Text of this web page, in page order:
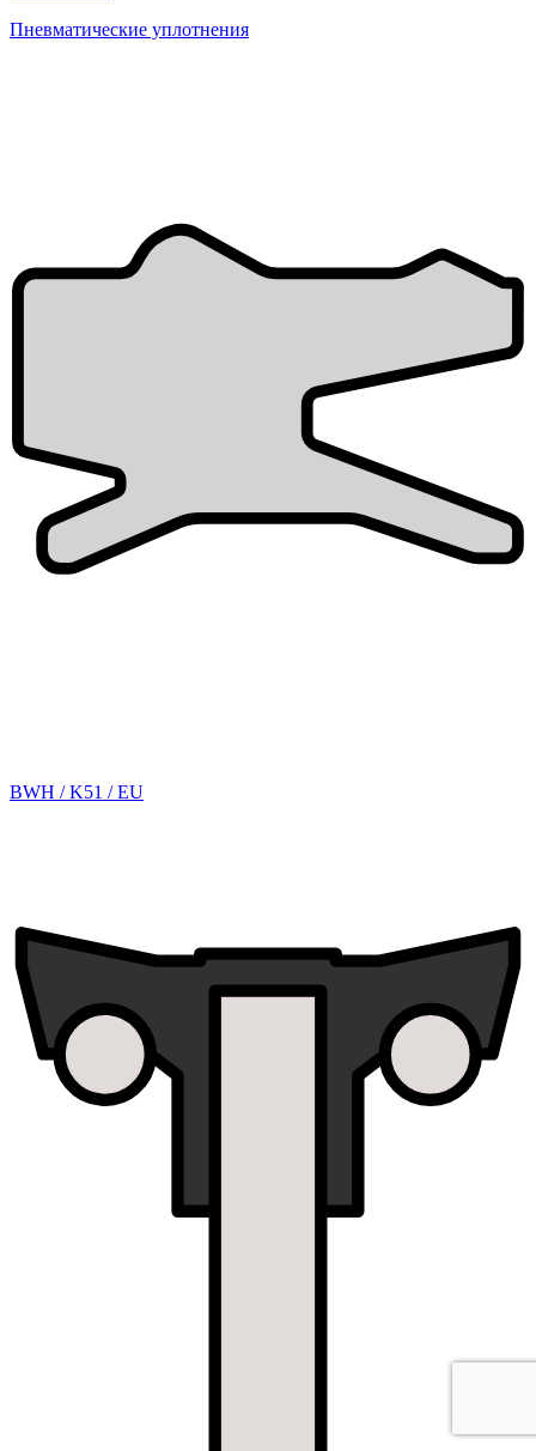
Пневматические уплотнения
BWH / K51 / EU